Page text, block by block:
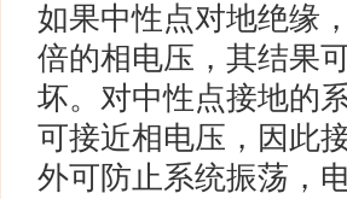
如果中性点对地绝缘
倍的相电压，其结果
坏。对中性点接地的
可接近相电压，因此
外可防止系统振荡，